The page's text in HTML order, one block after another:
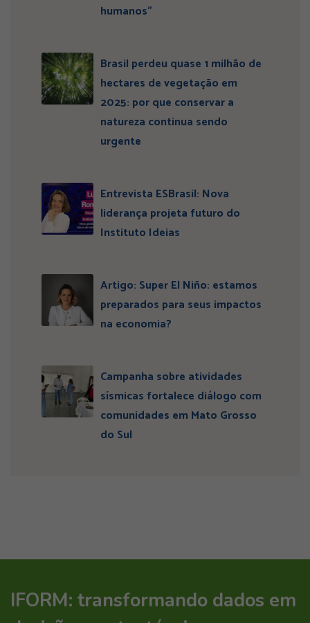
humanos”
Brasil perdeu quase 1 milhão de
hectares de vegetação em
2025: por que conservar a
natureza continua sendo
urgente
Entrevista ESBrasil: Nova
liderança projeta futuro do
Instituto Ideias
Artigo: Super El Niño: estamos
preparados para seus impactos
na economia?
Campanha sobre atividades
sísmicas fortalece diálogo com
comunidades em Mato Grosso
do Sul
IFORM: transformando dados em